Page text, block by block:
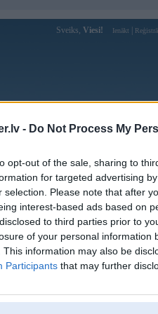
- Do Not Process My
opt-out of the sale, sharing to
for targeted advertising
selection. Please note that after
interest-based ads based on
to third parties prior to
of your personal information
This information may also be
Participants that may further
Sveiks, Viesi! Ienākt
Forums Galerijas
Lietotāja
Lietotājvārds:
Nodarbošanās:
Ziņojumi forumā: